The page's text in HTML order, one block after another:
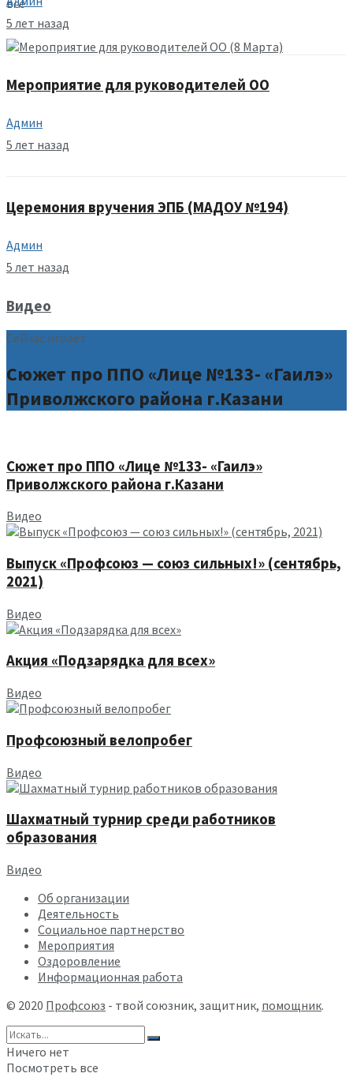
все
5 лет назад
Мероприятие для руководителей ОО
Админ
5 лет назад
Церемония вручения ЭПБ (МАДОУ №194)
Админ
5 лет назад
Видео
Сейчас играет
Сюжет про ППО «Лице №133- «Гаилэ»
Приволжского района г.Казани
Сюжет про ППО «Лице №133- «Гаилэ»
Приволжского района г.Казани
Видео
Выпуск «Профсоюз — союз сильных!» (сентябрь,
2021)
Видео
Акция «Подзарядка для всех»
Видео
Профсоюзный велопробег
Видео
Шахматный турнир среди работников
образования
Видео
Об организации
Деятельность
Социальное партнерство
Мероприятия
Оздоровление
Информационная работа
© 2020 Профсоюз - твой союзник, защитник, помощник.
Ничего нет
Посмотреть все